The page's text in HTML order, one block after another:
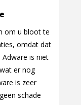
om u bloot te
omdat dat
is niet
er nog
is zeer
schade